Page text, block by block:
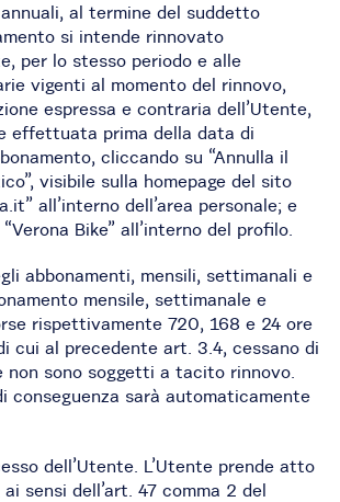
al termine del suddetto
si intende rinnovato
per lo stesso periodo e alle
vigenti al momento del rinnovo,
espressa e contraria dell’Utente,
effettuata prima della data di
cliccando su “Annulla il
visibile sulla homepage del sito
all’interno dell’area personale; e
Bike” all’interno del profilo.
abbonamenti, mensili, settimanali e
mensile, settimanale e
rispettivamente 720, 168 e 24 ore
cui al precedente art. 3.4, cessano di
non sono soggetti a tacito rinnovo.
conseguenza sarà automaticamente
dell’Utente. L’Utente prende atto
sensi dell’art. 47 comma 2 del